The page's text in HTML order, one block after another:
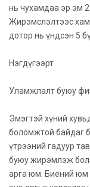
нь чухамдаа эр эм 2
Жирэмслэлтээс
дотор нь үндсэн 5
Нэгдүгээрт
Уламжлалт буюу
Эмэгтэй хүний
боломжтой байдаг
үтрээний гадуур
буюу жирэмлэж
арга юм. Биений юм